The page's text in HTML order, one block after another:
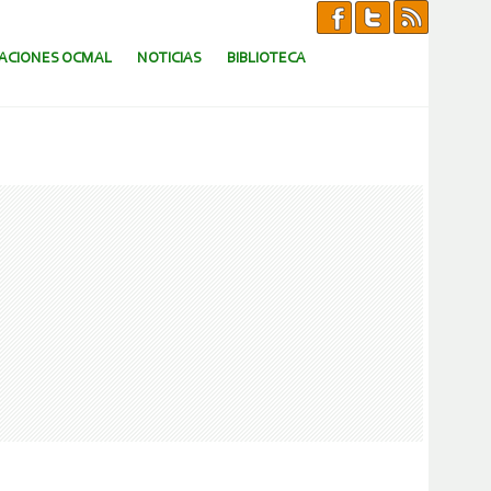
OCMAL NOTICIAS BIBLIOTECA